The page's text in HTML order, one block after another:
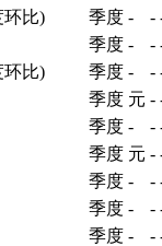
环比)
季度 - -
季度 - -
环比)
季度 - -
季度 元 -
季度 - -
季度 元 -
季度 - -
季度 - -
季度 - -